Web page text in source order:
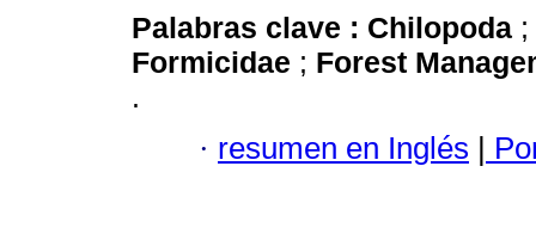
Palabras clave : Chilopoda ;
Formicidae ; Forest
.
· resumen en Inglés |